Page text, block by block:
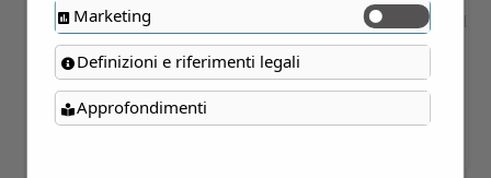
Marketing
Definizioni e riferimenti legali
Approfondimenti